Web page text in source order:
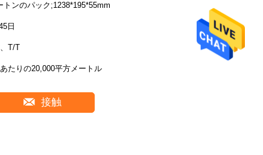
トンのパック;1238*195*55mm
日
T/T
たりの20,000平方メートル
接触